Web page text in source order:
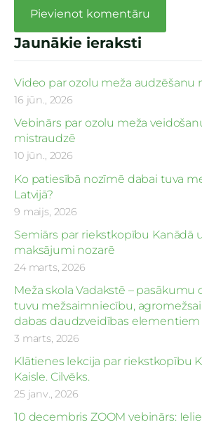
Jaunākie ieraksti
Video par ozolu meža audzēšanu
16 jūn., 2026
Vebinārs par ozolu meža
mistraudzē
10 jūn., 2026
Ko patiesībā nozīmē dabai tuva
Latvijā?
9 maijs, 2026
Semiārs par riekstkopību Kanādā
maksājumi nozarē
24 marts, 2026
Meža skola Vadakstē – pasākumu
tuvu mežsaimniecību,
dabas daudzveidības elementiem
3 marts, 2026
Klātienes lekcija par riekstkopību
Kaisle. Cilvēks.
25 janv., 2026
10 decembris ZOOM vebinārs: